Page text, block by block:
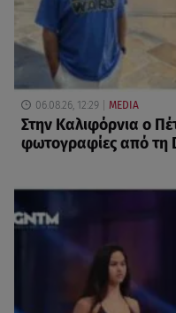
06.08.26, 12:29 MEDIA
Στην Καλιφόρνια ο
φωτογραφίες από τη